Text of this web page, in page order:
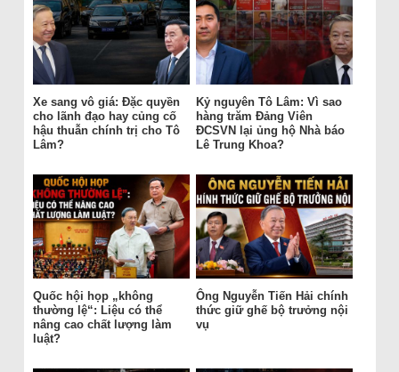
Xe sang vô giá: Đặc quyền
cho lãnh đạo hay củng cố
hậu thuẫn chính trị cho Tô
Lâm?
Kỷ nguyên Tô Lâm: Vì sao
hàng trăm Đảng Viên
ĐCSVN lại ủng hộ Nhà báo
Lê Trung Khoa?
Quốc hội họp „không
thường lệ“: Liệu có thể
nâng cao chất lượng làm
luật?
Ông Nguyễn Tiến Hải chính
thức giữ ghế bộ trưởng nội
vụ